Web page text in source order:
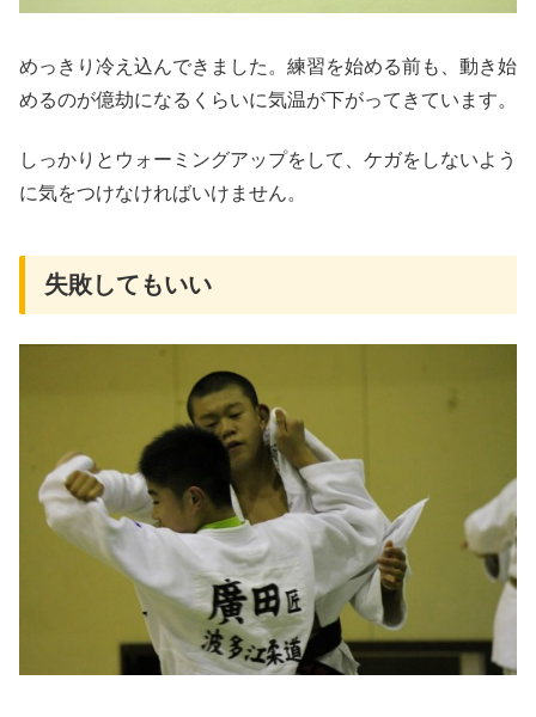
めっきり冷え込んできました。練習を始める前も、動き始
めるのが億劫になるくらいに気温が下がってきています。
しっかりとウォーミングアップをして、ケガをしないよう
に気をつけなければいけません。
失敗してもいい